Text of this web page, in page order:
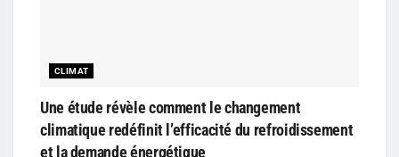
CLIMAT
Une étude révèle comment le changement
climatique redéfinit l’efficacité du refroidissement
et la demande énergétique